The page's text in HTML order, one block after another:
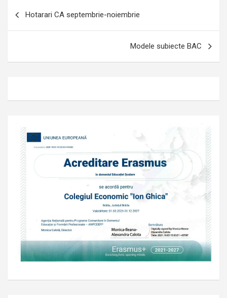
Hotarari CA septembrie-noiembrie
Modele subiecte BAC